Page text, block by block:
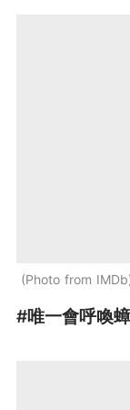
Photo from IMDb
#唯一會呼喚